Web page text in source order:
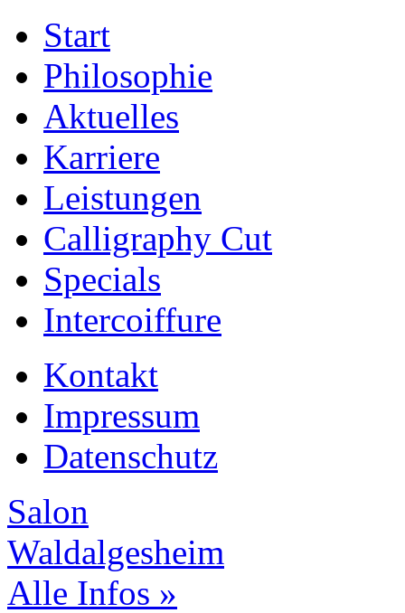
Start
Philosophie
Aktuelles
Karriere
Leistungen
Calligraphy Cut
Specials
Intercoiffure
Kontakt
Impressum
Datenschutz
Salon
Waldalgesheim
Alle Infos »